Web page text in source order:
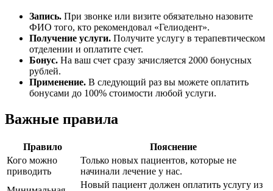
Запись. При звонке или визите обязательно назовите
ФИО того, кто рекомендовал «Гелиодент».
Получение услуги. Получите услугу в терапевтическом
отделении и оплатите счет.
Бонус. На ваш счет сразу зачисляется 2000 бонусных
рублей.
Применение. В следующий раз вы можете оплатить
бонусами до 100% стоимости любой услуги.
Важные правила
Правило
Пояснение
Кого можно
приводить
Только новых пациентов, которые не
начинали лечение у нас.
Новый пациент должен оплатить услугу из